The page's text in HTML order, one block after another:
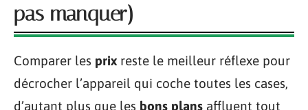
pas manquer)
Comparer les prix reste le meilleur réflexe pour
décrocher l’appareil qui coche toutes les cases,
d’autant plus que les bons plans affluent tout